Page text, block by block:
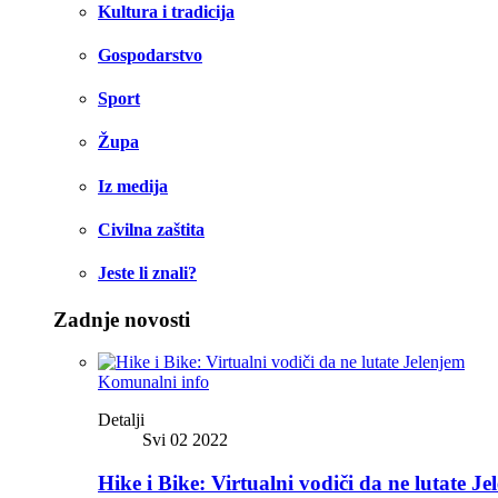
Kultura i tradicija
Gospodarstvo
Sport
Župa
Iz medija
Civilna zaštita
Jeste li znali?
Zadnje novosti
Komunalni info
Detalji
Svi 02 2022
Hike i Bike: Virtualni vodiči da ne lutate